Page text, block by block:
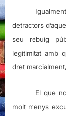
detractors
seu rebuig
legitimitat amb
dret
El que
molt menys